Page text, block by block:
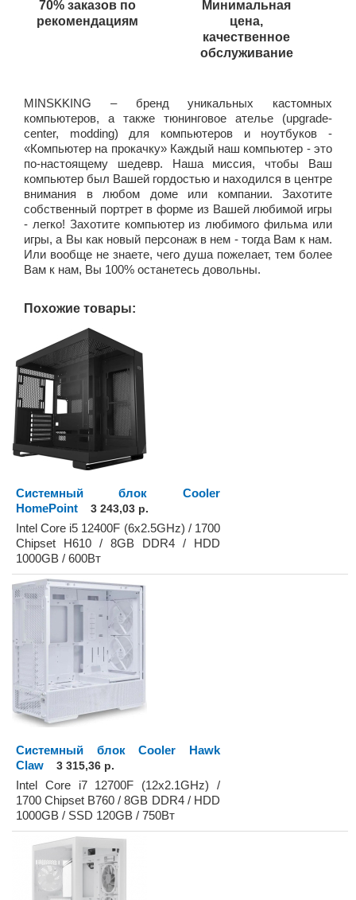
70% заказов по
рекомендациям
Минимальная
цена,
качественное
обслуживание
MINSKKING – бренд уникальных кастомных
компьютеров, а также тюнинговое ателье (upgrade-
center, modding) для компьютеров и ноутбуков -
«Компьютер на прокачку» Каждый наш компьютер - это
по-настоящему шедевр. Наша миссия, чтобы Ваш
компьютер был Вашей гордостью и находился в центре
внимания в любом доме или компании. Захотите
собственный портрет в форме из Вашей любимой игры
- легко! Захотите компьютер из любимого фильма или
игры, а Вы как новый персонаж в нем - тогда Вам к нам.
Или вообще не знаете, чего душа пожелает, тем более
Вам к нам, Вы 100% останетесь довольны.
Похожие товары:
Системный блок Cooler
HomePoint
3 243,03 р.
Intel Core i5 12400F (6x2.5GHz) / 1700
Chipset H610 / 8GB DDR4 / HDD
1000GB / 600Вт
Системный блок Cooler Hawk
Claw
3 315,36 р.
Intel Core i7 12700F (12x2.1GHz) /
1700 Chipset B760 / 8GB DDR4 / HDD
1000GB / SSD 120GB / 750Вт